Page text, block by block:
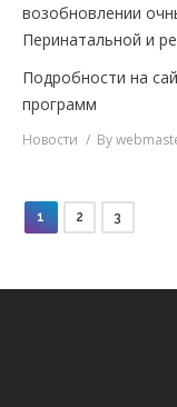
возобновлении
Перинатальной и
Подробности на
программ
Новости By
1 2 3